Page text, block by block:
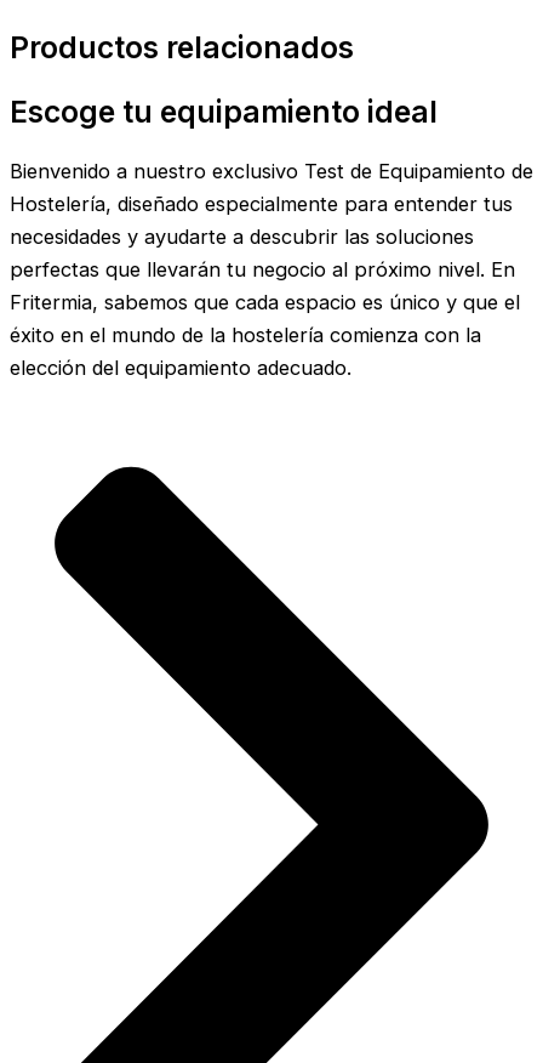
Productos relacionados
Escoge tu equipamiento ideal
Bienvenido a nuestro exclusivo Test de Equipamiento de
Hostelería, diseñado especialmente para entender tus
necesidades y ayudarte a descubrir las soluciones
perfectas que llevarán tu negocio al próximo nivel. En
Fritermia, sabemos que cada espacio es único y que el
éxito en el mundo de la hostelería comienza con la
elección del equipamiento adecuado.